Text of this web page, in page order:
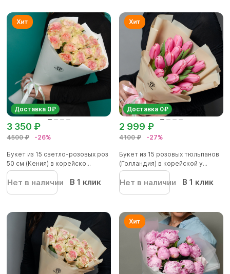
Доставка 0₽
4500 ₽ -26%
3 350 ₽
Букет из 15 светло-розовых роз
50 см (Кения) в корейско...
Нет в наличии В 1 клик
Доставка 0₽
4100 ₽ -27%
2 999 ₽
Букет из 15 розовых тюльпанов
(Голландия) в корейской у...
Нет в наличии В 1 клик